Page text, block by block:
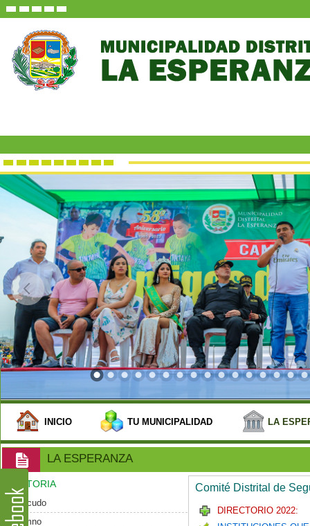
INICIO TU MUNICIPALIDAD LA
LA ESPERANZA
HISTORIA
Escudo
Himno
Comité Distrital de
DIRECTORIO 2022: